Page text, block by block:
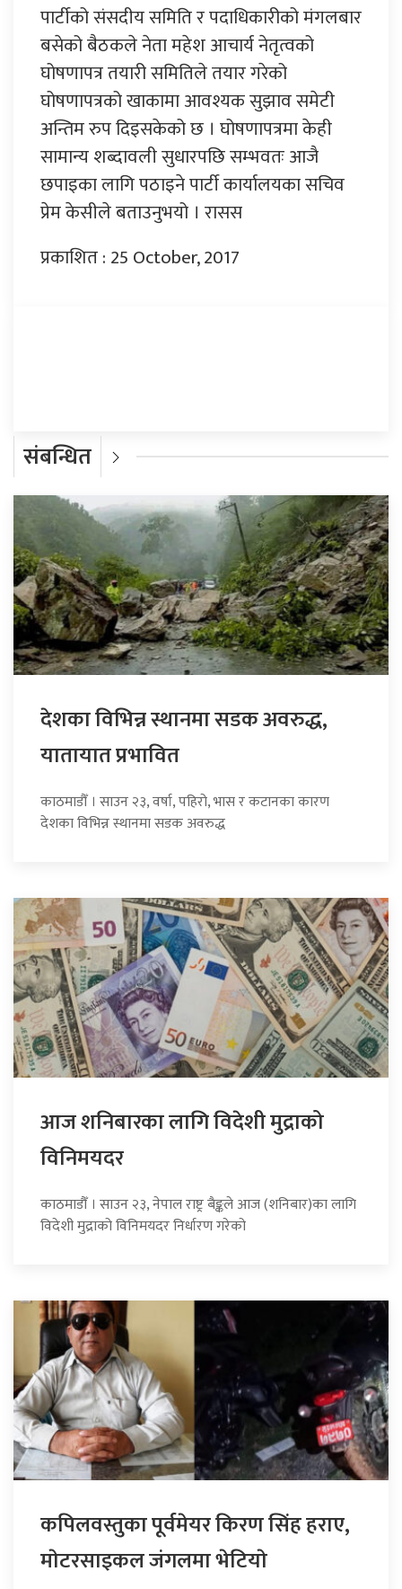
पार्टीको संसदीय समिति र पदाधिकारीको मंगलबार
बसेको बैठकले नेता महेश आचार्य नेतृत्वको
घोषणापत्र तयारी समितिले तयार गरेको
घोषणापत्रको खाकामा आवश्यक सुझाव समेटी
अन्तिम रुप दिइसकेको छ । घोषणापत्रमा केही
सामान्य शब्दावली सुधारपछि सम्भवतः आजै
छपाइका लागि पठाइने पार्टी कार्यालयका सचिव
प्रेम केसीले बताउनुभयो । रासस
प्रकाशित : 25 October, 2017
संबन्धित
देशका विभिन्न स्थानमा सडक अवरुद्ध,
यातायात प्रभावित
काठमाडौँ । साउन २३, वर्षा, पहिरो, भास र कटानका कारण
देशका विभिन्न स्थानमा सडक अवरुद्ध
आज शनिबारका लागि विदेशी मुद्राको
विनिमयदर
काठमाडौँ । साउन २३, नेपाल राष्ट्र बैङ्कले आज (शनिबार)का लागि
विदेशी मुद्राको विनिमयदर निर्धारण गरेको
कपिलवस्तुका पूर्वमेयर किरण सिंह हराए,
माेटरसाइकल जंगलमा भेटियाे